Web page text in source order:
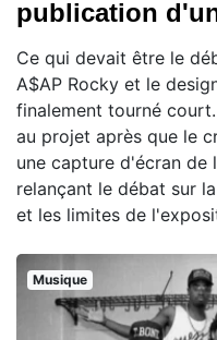
publication
Ce qui devait être le
A$AP Rocky et le
finalement tourné
au projet après que le
une capture d'écran de
relançant le débat sur
et les limites de
Musique